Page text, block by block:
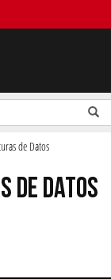
Enviar
Buscar
de Datos
DE DATOS